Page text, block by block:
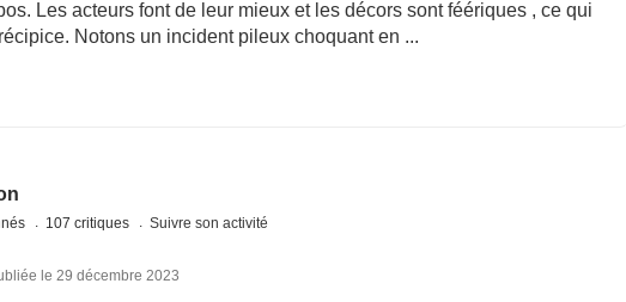
Les acteurs font de leur mieux et les décors sont féériques , ce qui
Notons un incident pileux choquant en ...
107 critiques Suivre son activité
le 29 décembre 2023